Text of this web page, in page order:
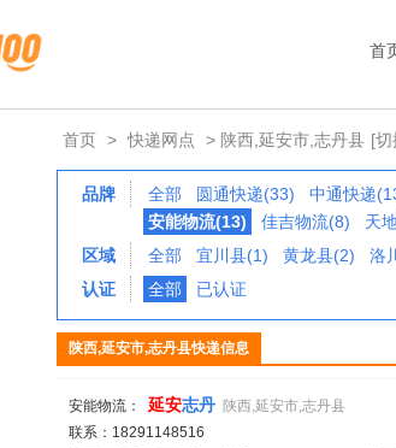
首
首页 > 快递网点 > 陕西,延安市,志丹县 [
品牌 全部 圆通快递(33) 中通快递
安能物流(13)
佳吉物流(8) 天
区域
全部 宜川县(1) 黄龙县(2) 洛
认证
全部 已认证
陕西,延安市,志丹县快递信息
安能物流： 延安志丹 陕西,延安市,志丹县
联系：18291148516